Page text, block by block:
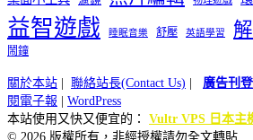
益智遊戲 睡眠音樂 舒壓 英語學習
鬧鐘
關於本站 | 聯絡站長(Contact Us) | 廣告刊登
閱電子報 | WordPress
本站使用又快又便宜的： Vultr VPS 日本主
© 2026 版權所有，非經授權請勿全文轉貼